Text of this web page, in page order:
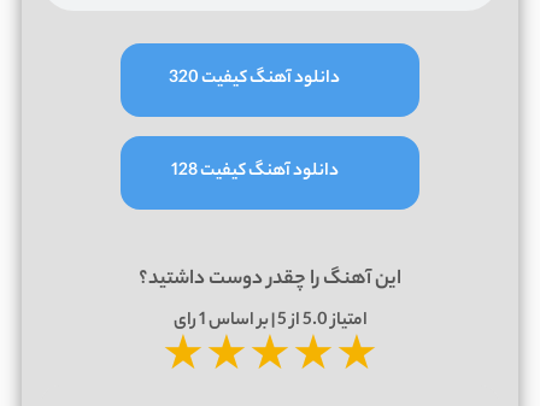
دانلود آهنگ کیفیت 320
دانلود آهنگ کیفیت 128
این آهنگ را چقدر دوست داشتید؟
امتیاز5.0از 5 | بر اساس 1رای
★★★★★